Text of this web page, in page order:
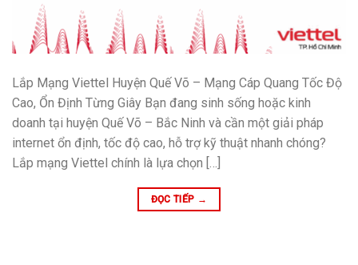
Lắp Mạng Viettel Huyện Quế Võ – Mạng Cáp Quang Tốc Độ
Cao, Ổn Định Từng Giây Bạn đang sinh sống hoặc kinh
doanh tại huyện Quế Võ – Bắc Ninh và cần một giải pháp
internet ổn định, tốc độ cao, hỗ trợ kỹ thuật nhanh chóng?
Lắp mạng Viettel chính là lựa chọn […]
ĐỌC TIẾP →